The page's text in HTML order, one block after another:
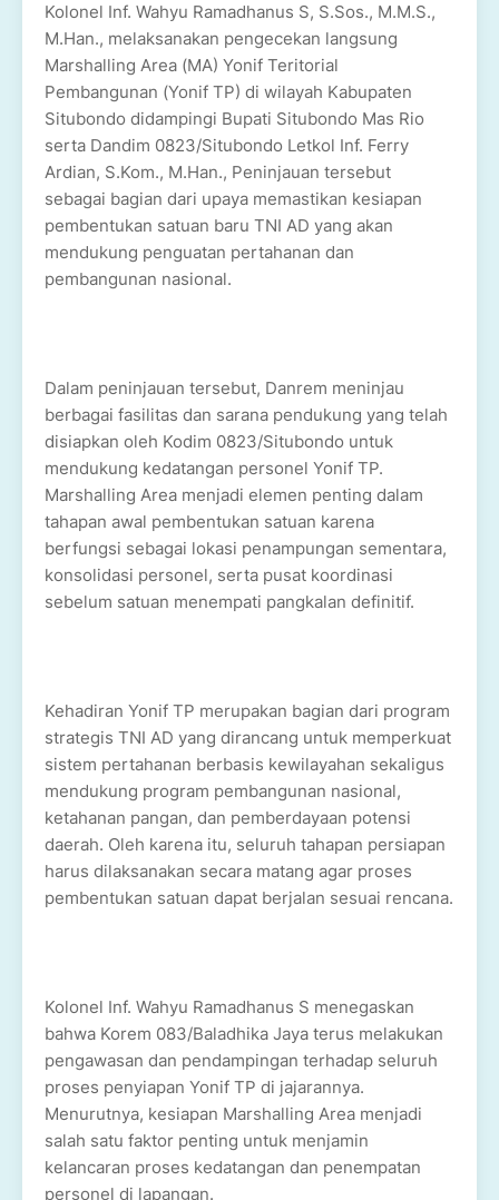
Kolonel Inf. Wahyu Ramadhanus S, S.Sos., M.M.S.,
M.Han., melaksanakan pengecekan langsung
Marshalling Area (MA) Yonif Teritorial
Pembangunan (Yonif TP) di wilayah Kabupaten
Situbondo didampingi Bupati Situbondo Mas Rio
serta Dandim 0823/Situbondo Letkol Inf. Ferry
Ardian, S.Kom., M.Han., Peninjauan tersebut
sebagai bagian dari upaya memastikan kesiapan
pembentukan satuan baru TNI AD yang akan
mendukung penguatan pertahanan dan
pembangunan nasional.
Dalam peninjauan tersebut, Danrem meninjau
berbagai fasilitas dan sarana pendukung yang telah
disiapkan oleh Kodim 0823/Situbondo untuk
mendukung kedatangan personel Yonif TP.
Marshalling Area menjadi elemen penting dalam
tahapan awal pembentukan satuan karena
berfungsi sebagai lokasi penampungan sementara,
konsolidasi personel, serta pusat koordinasi
sebelum satuan menempati pangkalan definitif.
Kehadiran Yonif TP merupakan bagian dari program
strategis TNI AD yang dirancang untuk memperkuat
sistem pertahanan berbasis kewilayahan sekaligus
mendukung program pembangunan nasional,
ketahanan pangan, dan pemberdayaan potensi
daerah. Oleh karena itu, seluruh tahapan persiapan
harus dilaksanakan secara matang agar proses
pembentukan satuan dapat berjalan sesuai rencana.
Kolonel Inf. Wahyu Ramadhanus S menegaskan
bahwa Korem 083/Baladhika Jaya terus melakukan
pengawasan dan pendampingan terhadap seluruh
proses penyiapan Yonif TP di jajarannya.
Menurutnya, kesiapan Marshalling Area menjadi
salah satu faktor penting untuk menjamin
kelancaran proses kedatangan dan penempatan
personel di lapangan.